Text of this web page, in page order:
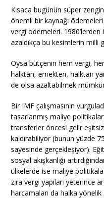
Kısaca bugünün süper
önemli bir kaynağı
vergi ödemeleri.
azaldıkça bu kesimlerin milli
Oysa bütçenin hem vergi,
halktan, emekten, halktan
de olsa azaltabilmek
Bir IMF çalışmasının
tasarlanmış maliye
transferler öncesi gelir
kaldırabiliyor (bunun yüzde
sayesinde gerçekleşiyor).
sosyal akışkanlığı
ülkelerde ise maliye
zira vergi yapıları yeterince
harcamaları da halka yönelik